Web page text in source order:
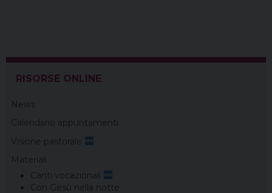
RISORSE ONLINE
News
Calendario appuntamenti
Visione pastorale
Materiali
Canti vocazionali
Con Gesù nella notte